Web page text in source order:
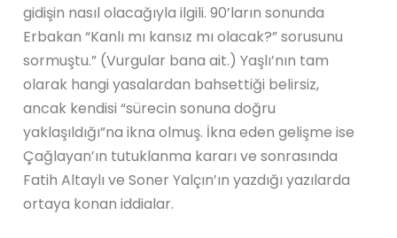
gidişin nasıl olacağıyla ilgili. 90’ların sonunda
Erbakan “Kanlı mı kansız mı olacak?” sorusunu
sormuştu.” (Vurgular bana ait.) Yaşlı’nın tam
olarak hangi yasalardan bahsettiği belirsiz,
ancak kendisi “sürecin sonuna doğru
yaklaşıldığı”na ikna olmuş. İkna eden gelişme ise
Çağlayan’ın tutuklanma kararı ve sonrasında
Fatih Altaylı ve Soner Yalçın’ın yazdığı yazılarda
ortaya konan iddialar.